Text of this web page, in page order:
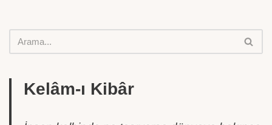
Kelâm-ı Kibâr